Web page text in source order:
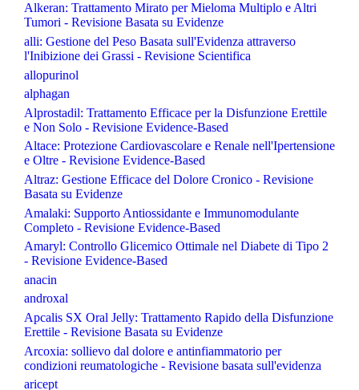
Alkeran: Trattamento Mirato per Mieloma Multiplo e Altri
Tumori - Revisione Basata su Evidenze
alli: Gestione del Peso Basata sull'Evidenza attraverso
l'Inibizione dei Grassi - Revisione Scientifica
allopurinol
alphagan
Alprostadil: Trattamento Efficace per la Disfunzione Erettile
e Non Solo - Revisione Evidence-Based
Altace: Protezione Cardiovascolare e Renale nell'Ipertensione
e Oltre - Revisione Evidence-Based
Altraz: Gestione Efficace del Dolore Cronico - Revisione
Basata su Evidenze
Amalaki: Supporto Antiossidante e Immunomodulante
Completo - Revisione Evidence-Based
Amaryl: Controllo Glicemico Ottimale nel Diabete di Tipo 2
- Revisione Evidence-Based
anacin
androxal
Apcalis SX Oral Jelly: Trattamento Rapido della Disfunzione
Erettile - Revisione Basata su Evidenze
Arcoxia: sollievo dal dolore e antinfiammatorio per
condizioni reumatologiche - Revisione basata sull'evidenza
aricept